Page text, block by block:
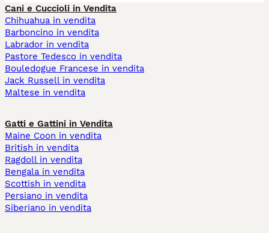
Cani e Cuccioli in Vendita
Chihuahua in vendita
Barboncino in vendita
Labrador in vendita
Pastore Tedesco in vendita
Bouledogue Francese in vendita
Jack Russell in vendita
Maltese in vendita
Gatti e Gattini in Vendita
Maine Coon in vendita
British in vendita
Ragdoll in vendita
Bengala in vendita
Scottish in vendita
Persiano in vendita
Siberiano in vendita